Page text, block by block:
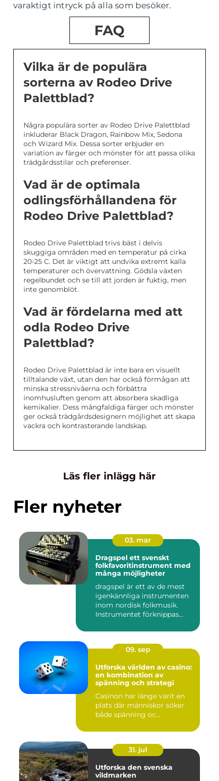
varaktigt intryck på alla som besöker.
FAQ
Vilka är de populära
sorterna av Rodeo Drive
Palettblad?
Några populära sorter av Rodeo Drive Palettblad
inkluderar Black Dragon, Rainbow Mix, Sedona
och Wizard Mix. Dessa sorter erbjuder en
variation av färger och mönster för att passa olika
trädgårdsstilar och preferenser.
Vad är de optimala
odlingsförhållandena för
Rodeo Drive Palettblad?
Rodeo Drive Palettblad trivs bäst i delvis
skuggiga områden med en temperatur på cirka
20-25 C. Det är viktigt att undvika extremt kalla
temperaturer och övervattning. Gödsla växten
regelbundet och se till att jorden är fuktig, men
inte genomblöt.
Vad är fördelarna med att
odla Rodeo Drive
Palettblad?
Rodeo Drive Palettblad är inte bara en visuellt
tilltalande växt, utan den har också förmågan att
minska stressnivåerna och förbättra
inomhusluften genom att absorbera skadliga
kemikalier. Dess mångfaldiga färger och mönster
ger också trädgårdsdesignern möjlighet att skapa
vackra och kontrasterande landskap.
Läs fler inlägg här
Fler nyheter
03. mar
Dragspel ett svenskt
folkfavoritinstrument med
många möjligheter
dragspel är ett av de mest
igenkännliga instrumenten
inom nordisk folkmusik.
Instrumentet förknippas...
09. sep
Utforska världen av casino:
en kombination av
spänning och strategi
Casinon har länge varit en
plats där människor söker
både spänning oc...
31. jul
Utforska den svenska
vildmarken